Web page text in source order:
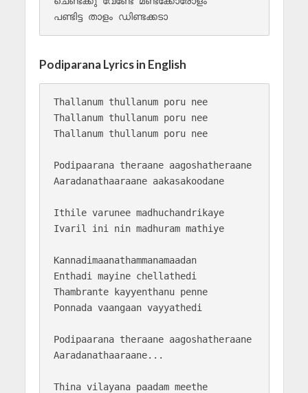
പണ്ടിട്ട താളം ഡിണ്ടക്കടാ
Podiparana Lyrics in English
Thallanum thullanum poru nee
Thallanum thullanum poru nee
Thallanum thullanum poru nee
Podipaarana theraane aagoshatheraane
Aaradanathaaraane aakasakoodane
Ithile varunee madhuchandrikaye
Ivaril ini nin madhuram mathiye
Kannadimaanathammanamaadan
Enthadi mayine chellathedi
Thambrante kayyenthanu penne
Ponnada vaangaan vayyathedi
Podipaarana theraane aagoshatheraane
Aaradanathaaraane...
Thina vilayana paadam meethe